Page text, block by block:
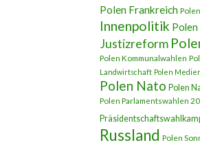
Polen Frankreich
Innenpolitik
Justizreform
Polen Kommunalwahlen
Landwirtschaft Polen
Polen Nato Polen
Polen Parlamentswahlen
Russland Polen